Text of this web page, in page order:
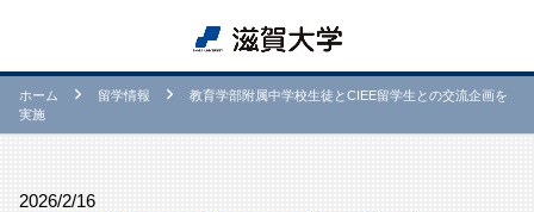
ホーム 留学情報
教育学部附属中学校生徒とCIEE留学生との交流企画を
実施
2026/2/16